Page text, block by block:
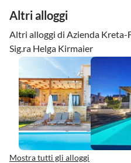
Altri alloggi
Altri alloggi di Azienda Kreta-
Sig.ra Helga Kirmaier
Mostra tutti gli alloggi